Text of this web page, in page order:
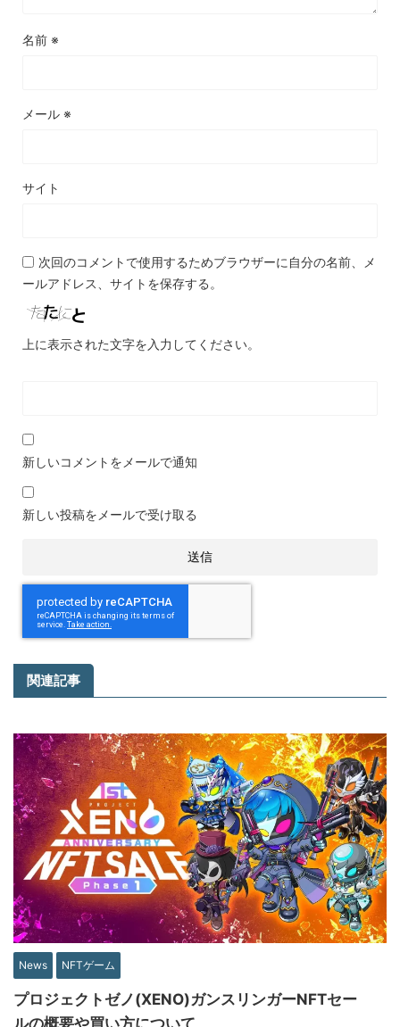
名前 ※
メール ※
サイト
次回のコメントで使用するためブラウザーに自分の名前、メ
ールアドレス、サイトを保存する。
上に表示された文字を入力してください。
新しいコメントをメールで通知
新しい投稿をメールで受け取る
関連記事
News NFTゲーム
プロジェクトゼノ(XENO)ガンスリンガーNFTセー